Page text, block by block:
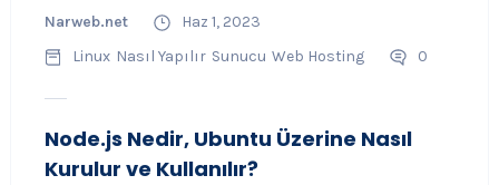
Narweb.net
Haz 1, 2023
Linux Nasıl Yapılır Sunucu Web Hosting 0
Node.js Nedir, Ubuntu Üzerine Nasıl
Kurulur ve Kullanılır?